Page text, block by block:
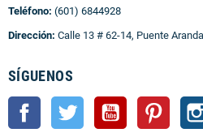
Teléfono: (601) 6844928
Dirección: Calle 13 # 62-14, Puente
SÍGUENOS
Facebook Twitter YouTube